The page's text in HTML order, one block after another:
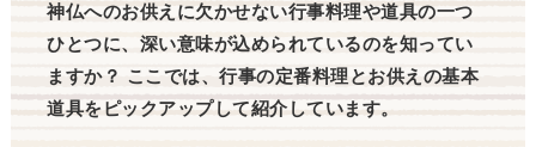
神仏へのお供えに欠かせない行事料理や道具の一つ
ひとつに、深い意味が込められているのを知ってい
ますか？ ここでは、行事の定番料理とお供えの基本
道具をピックアップして紹介しています。